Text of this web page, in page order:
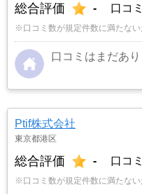
総合評価 - 口コ
※口コミ数が規定件数に満たない
口コミはまだあ
Ptif株式会社
東京都港区
総合評価 - 口コ
※口コミ数が規定件数に満たない